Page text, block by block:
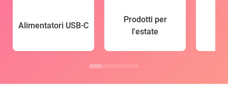
Alimentatori USB-C
Prodotti per
l'estate